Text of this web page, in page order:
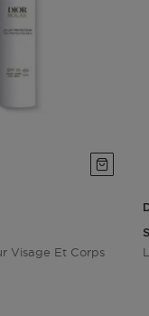
Visage Et Corps